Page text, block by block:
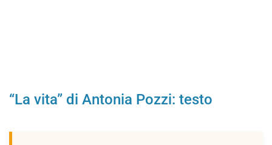
“La vita” di Antonia Pozzi: testo